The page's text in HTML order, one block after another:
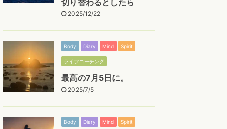
切り替わるとしたら
2025/12/22
Body Diary Mind Spirit
ライフコーチング
最高の7月5日に。
2025/7/5
Body Diary Mind Spirit